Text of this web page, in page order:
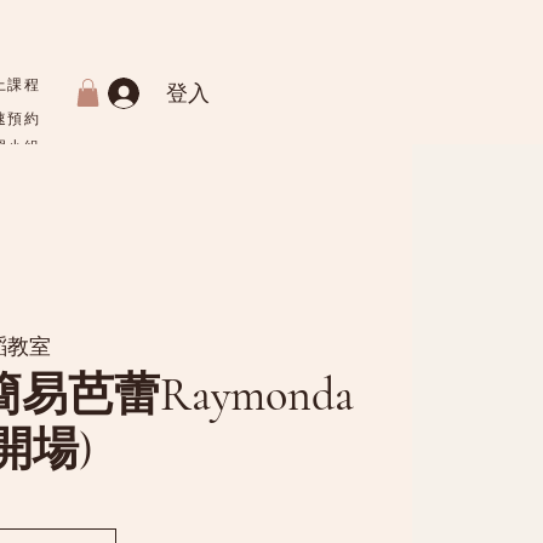
課程
預約
小組
登入
教室
易芭蕾Raymonda
場)